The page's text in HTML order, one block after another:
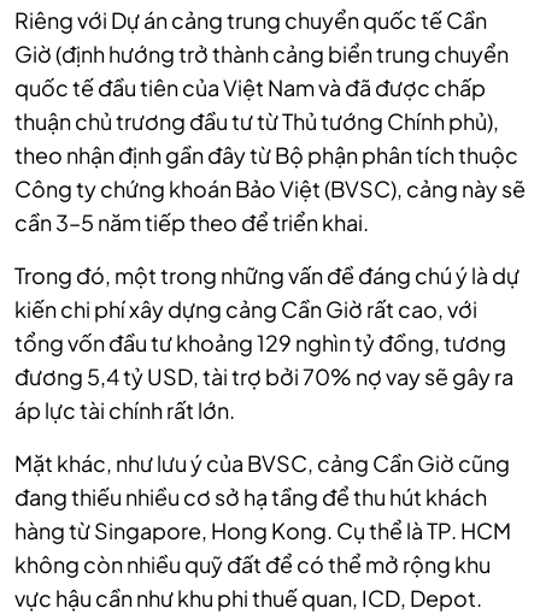
Riêng với Dự án cảng trung chuyển quốc tế Cần
Giờ (định hướng trở thành cảng biển trung chuyển
quốc tế đầu tiên của Việt Nam và đã được chấp
thuận chủ trương đầu tư từ Thủ tướng Chính phủ),
theo nhận định gần đây từ Bộ phận phân tích thuộc
Công ty chứng khoán Bảo Việt (BVSC), cảng này sẽ
cần 3–5 năm tiếp theo để triển khai.
Trong đó, một trong những vấn đề đáng chú ý là dự
kiến chi phí xây dựng cảng Cần Giờ rất cao, với
tổng vốn đầu tư khoảng 129 nghìn tỷ đồng, tương
đương 5,4 tỷ USD, tài trợ bởi 70% nợ vay sẽ gây ra
áp lực tài chính rất lớn.
Mặt khác, như lưu ý của BVSC, cảng Cần Giờ cũng
đang thiếu nhiều cơ sở hạ tầng để thu hút khách
hàng từ Singapore, Hong Kong. Cụ thể là TP. HCM
không còn nhiều quỹ đất để có thể mở rộng khu
vực hậu cần như khu phi thuế quan, ICD, Depot.